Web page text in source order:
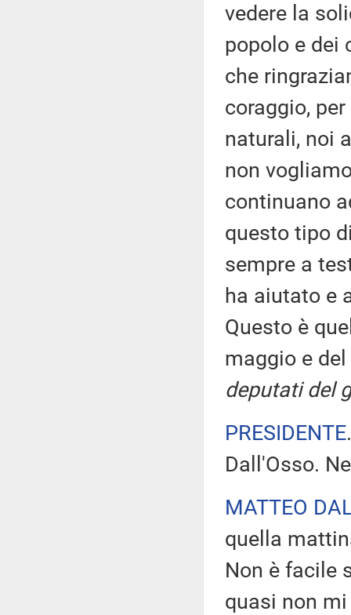
vedere la
popolo e dei
che
coraggio,
naturali, noi
non
continuano
questo tipo
sempre a
ha aiutato e
Questo è
maggio e
deputati del
PRESIDENTE
Dall'Osso.
MATTEO
quella
Non è facile
quasi non